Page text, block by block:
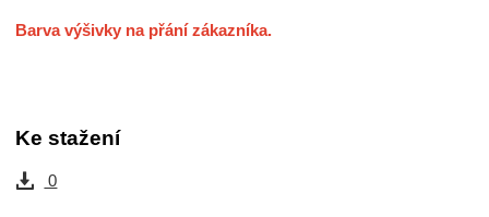
Barva výšivky na přání zákazníka.
Ke stažení
0